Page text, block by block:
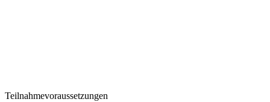
Teilnahmevoraussetzungen